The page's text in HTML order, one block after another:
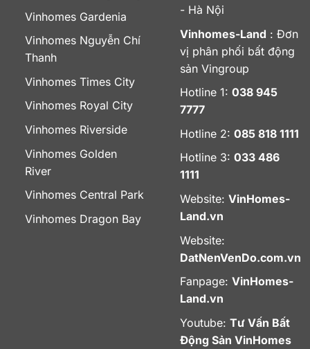
Vinhomes Gardenia
Vinhomes Nguyễn Chí
Thanh
Vinhomes Times City
Vinhomes Royal City
Vinhomes Riverside
Vinhomes Golden
River
Vinhomes Central Park
Vinhomes Dragon Bay
- Hà Nội
Vinhomes-Land : Đơn
vị phân phối bất động
sản Vingroup
Hotline 1: 038 945
7777
Hotline 2: 085 818 1111
Hotline 3: 033 486
1111
Website: VinHomes-
Land.vn
Website:
DatNenVenDo.com.vn
Fanpage: VinHomes-
Land.vn
Youtube: Tư Vấn Bất
Động Sản VinHomes